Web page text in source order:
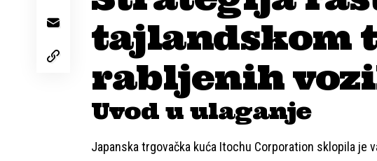
tajlandskom
rabljenih
Uvod u ulaganje
Japanska trgovačka kuća Itochu Corporation sklopila je